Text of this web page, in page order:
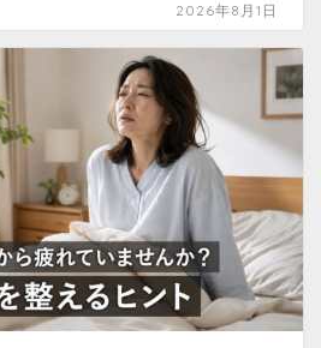
2026年8月1日